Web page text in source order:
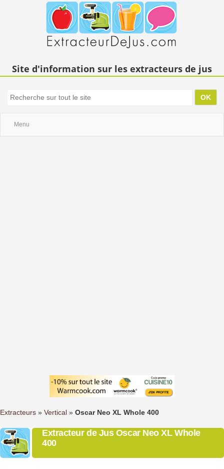
Site d'information sur les extracteurs de jus
Menu
Extracteurs » Vertical » Oscar Neo XL Whole 400
Extracteur de Jus Oscar Neo XL Whole
400